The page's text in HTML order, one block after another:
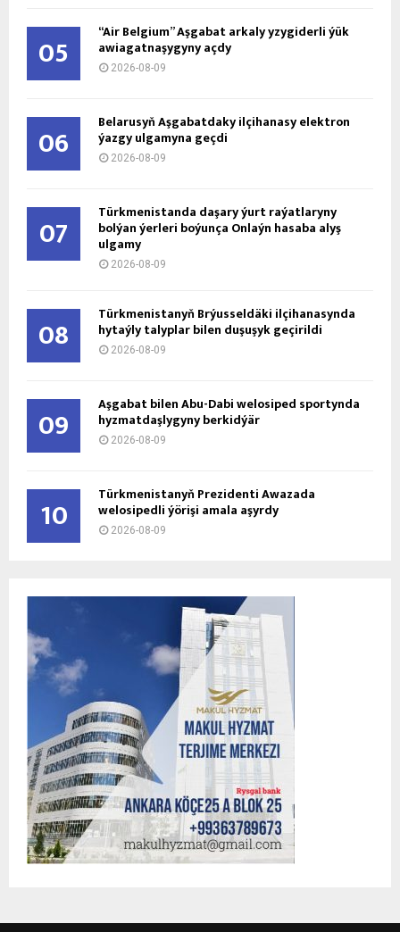
05 “Air Belgium” Aşgabat arkaly yzygiderli ýük
awiagatnaşygyny açdy
2026-08-09
06 Belarusyň Aşgabatdaky ilçihanasy elektron
ýazgy ulgamyna geçdi
2026-08-09
07 Türkmenistanda daşary ýurt raýatlaryny
bolýan ýerleri boýunça Onlaýn hasaba alyş
ulgamy
2026-08-09
08 Türkmenistanyň Brýusseldäki ilçihanasynda
hytaýly talyplar bilen duşuşyk geçirildi
2026-08-09
09 Aşgabat bilen Abu-Dabi welosiped sportynda
hyzmatdaşlygyny berkidýär
2026-08-09
10 Türkmenistanyň Prezidenti Awazada
welosipedli ýörişi amala aşyrdy
2026-08-09